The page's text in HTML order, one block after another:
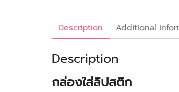
Description Additional
Description
กล่องใส่ลิปสติก